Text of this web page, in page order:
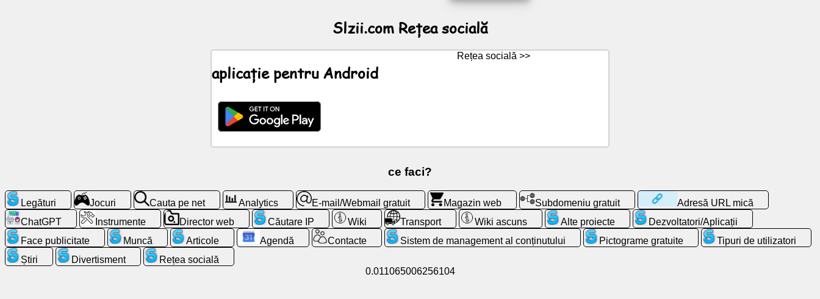
Contacte
Jocuri
Cauta
pe
Slzii.com Rețea socială
aplicație pentru Android
Rețea socială >>
ce faci?
Legături Jocuri Cauta pe net Analytics E-mail/Webmail gratuit Magazin web Subdomeniu gratuit
Adresă URL mică
ChatGPT
Instrumente Director web Căutare IP Wiki Transport Wiki ascuns Alte proiecte
Dezvoltatori/Aplicații
Face publicitate
Muncă Articole Agendă Contacte Sistem de management al conținutului Pictograme gratuite
Tipuri de utilizatori
Știri
Divertisment
Rețea socială
0.011065006256104